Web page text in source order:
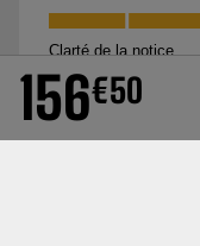
156€50